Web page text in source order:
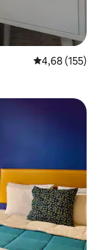
4,68 de uma
4,68 (155)